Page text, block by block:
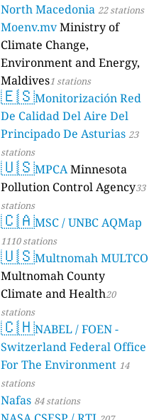
North Macedonia 22 stations
Moenv.mvMinistry of
Climate Change,
Environment and Energy,
Maldives1 stations
🇪🇸Monitorización Red
De Calidad Del Aire Del
Principado De Asturias 23
stations
🇺🇸MPCAMinnesota
Pollution Control Agency33
stations
🇨🇦MSC / UNBC AQMap
1110 stations
🇺🇸Multnomah MULTCO
Multnomah County
Climate and Health20
stations
🇨🇭NABEL / FOEN -
Switzerland Federal Office
For The Environment 14
stations
Nafas 84 stations